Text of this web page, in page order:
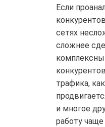
Если
сетях
сложнее
трафика,
и многое
работу